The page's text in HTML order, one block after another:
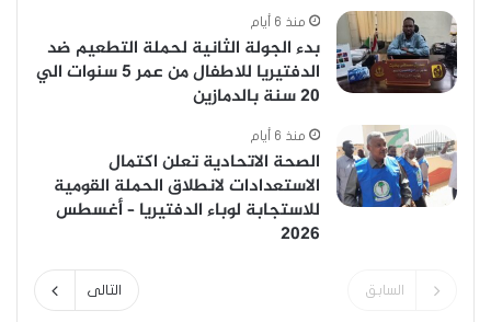
منذ 6 أيام
بدء الجولة الثانية لحملة التطعيم ضد
الدفتيريا للاطفال من عمر 5 سنوات الي
20 سنة بالدمازين
منذ 6 أيام
الصحة الاتحادية تعلن اكتمال
الاستعدادات لانطلاق الحملة القومية
للاستجابة لوباء الدفتيريا – أغسطس
2026
السابق التالى